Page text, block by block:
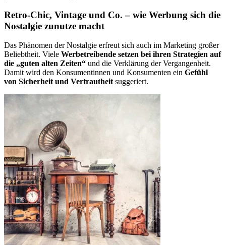
Retro-Chic, Vintage und Co. – wie Werbung sich die
Nostalgie zunutze macht
Das Phänomen der Nostalgie erfreut sich auch im Marketing großer
Beliebtheit. Viele Werbetreibende setzen bei ihren Strategien auf
die „guten alten Zeiten“ und die Verklärung der Vergangenheit.
Damit wird den Konsumentinnen und Konsumenten ein Gefühl
von Sicherheit und Vertrautheit suggeriert.